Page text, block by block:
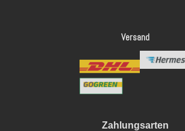
Versand
Zahlungsarten